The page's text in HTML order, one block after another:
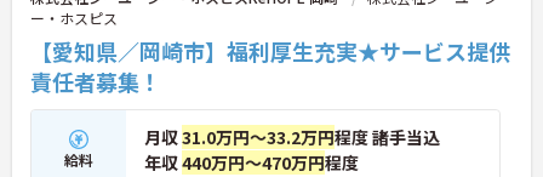
ぴったりの環境です。
★おすすめPOINT★
【「看取り・難病ケアのプロ」として成長できる環
境が整っています】
・がん末期・神経難病の方に特化したホスピス型住
宅ならではの専門的なスキルを、日常業務の中で習
得することができます
ー・ホスピス
【愛知県／岡崎市】福利厚生充実★サービス提供
責任者募集！
給料
月収31.0万円～33.2万円程度 諸手当込
年収440万円～470万円程度